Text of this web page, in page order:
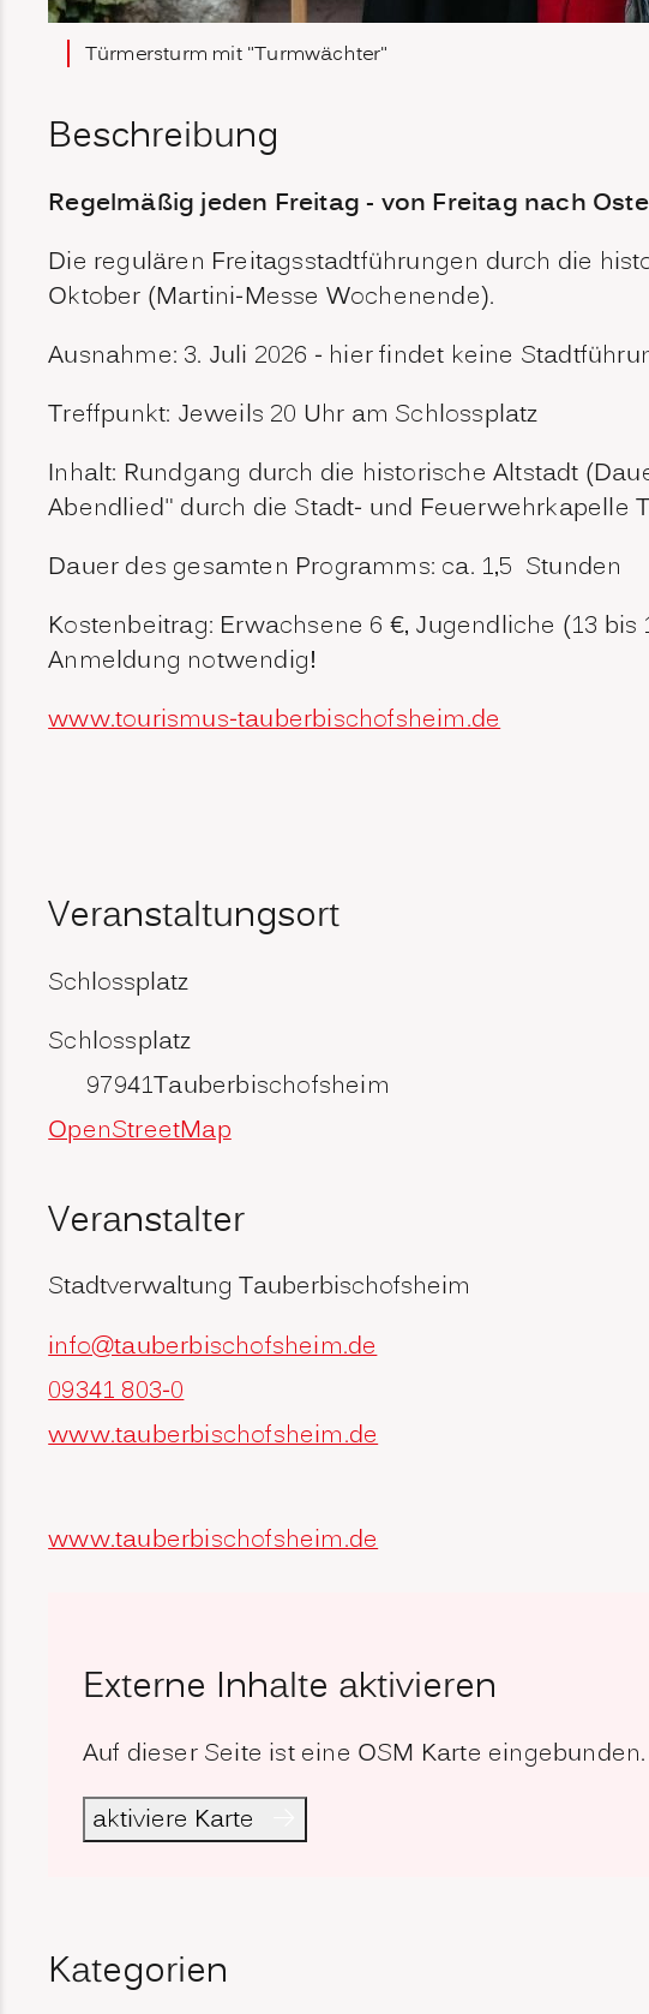
Türmersturm mit "Turmwächter"
Beschreibung
Regelmäßig jeden Freitag - von Freitag nach
Die regulären Freitagsstadtführungen durch die
Oktober (Martini-Messe Wochenende).
Ausnahme: 3. Juli 2026 - hier findet keine
Treffpunkt: Jeweils 20 Uhr am Schlossplatz
Inhalt: Rundgang durch die historische Altstadt
Abendlied" durch die Stadt- und Feuerwehrkapelle
Dauer des gesamten Programms: ca. 1,5 Stunden
Kostenbeitrag: Erwachsene 6 €, Jugendliche (13
Anmeldung notwendig!
www.tourismus-tauberbischofsheim.de
Veranstaltungsort
Schlossplatz
Schlossplatz
97941Tauberbischofsheim
OpenStreetMap
Veranstalter
Stadtverwaltung Tauberbischofsheim
www.tauberbischofsheim.de
info@tauberbischofsheim.de
09341 803-0
www.tauberbischofsheim.de
Externe Inhalte aktivieren
Auf dieser Seite ist eine OSM Karte
aktiviere Karte
Kategorien